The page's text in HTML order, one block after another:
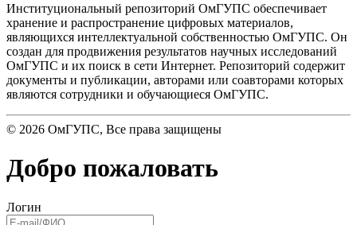
Институциональный репозиторий ОмГУПС обеспечивает
хранение и распространение цифровых материалов,
являющихся интеллектуальной собственностью ОмГУПС. Он
создан для продвижения результатов научных исследований
ОмГУПС и их поиск в сети Интернет. Репозиторий содержит
документы и публикации, авторами или соавторами которых
являются сотрудники и обучающиеся ОмГУПС.
© 2026 ОмГУПС, Все права защищены
Добро пожаловать
Логин